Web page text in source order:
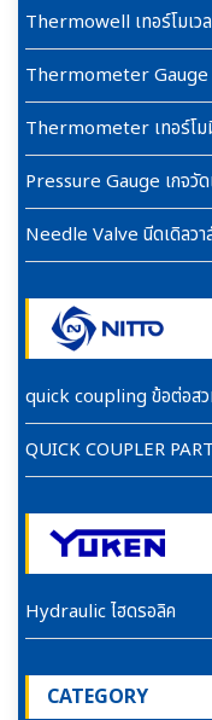
Thermowell เทอร์โมเวล
Thermometer Gauge
Thermometer เทอร์โม
Pressure Gauge เกจวั
Needle Valve นีดเดิลวา
quick coupling ข้อต่อสว
QUICK COUPLER
Hydraulic ไฮดรอลิค
CATEGORY